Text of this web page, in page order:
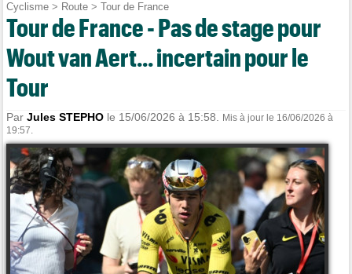
Cyclisme > Route >Tour de France
Tour de France - Pas de stage pour
Wout van Aert... incertain pour le
Tour
ParJules STEPHO le 15/06/2026 à 15:58.
Mis à jour le 16/06/2026 à
19:57.